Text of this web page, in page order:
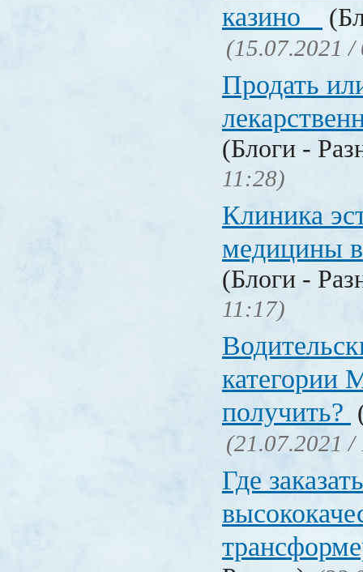
казино
(15.07.2021 /
Продать
(Блоги -
11:28)
Клиника
медицины
(Блоги -
11:17)
категории
получить?
(21.07.2021 /
Где заказать